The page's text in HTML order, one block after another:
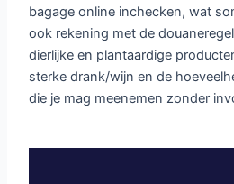
bagage online inchecken, wat
ook rekening met de
dierlijke en plantaardige
sterke drank/wijn en de
die je mag meenemen zonder